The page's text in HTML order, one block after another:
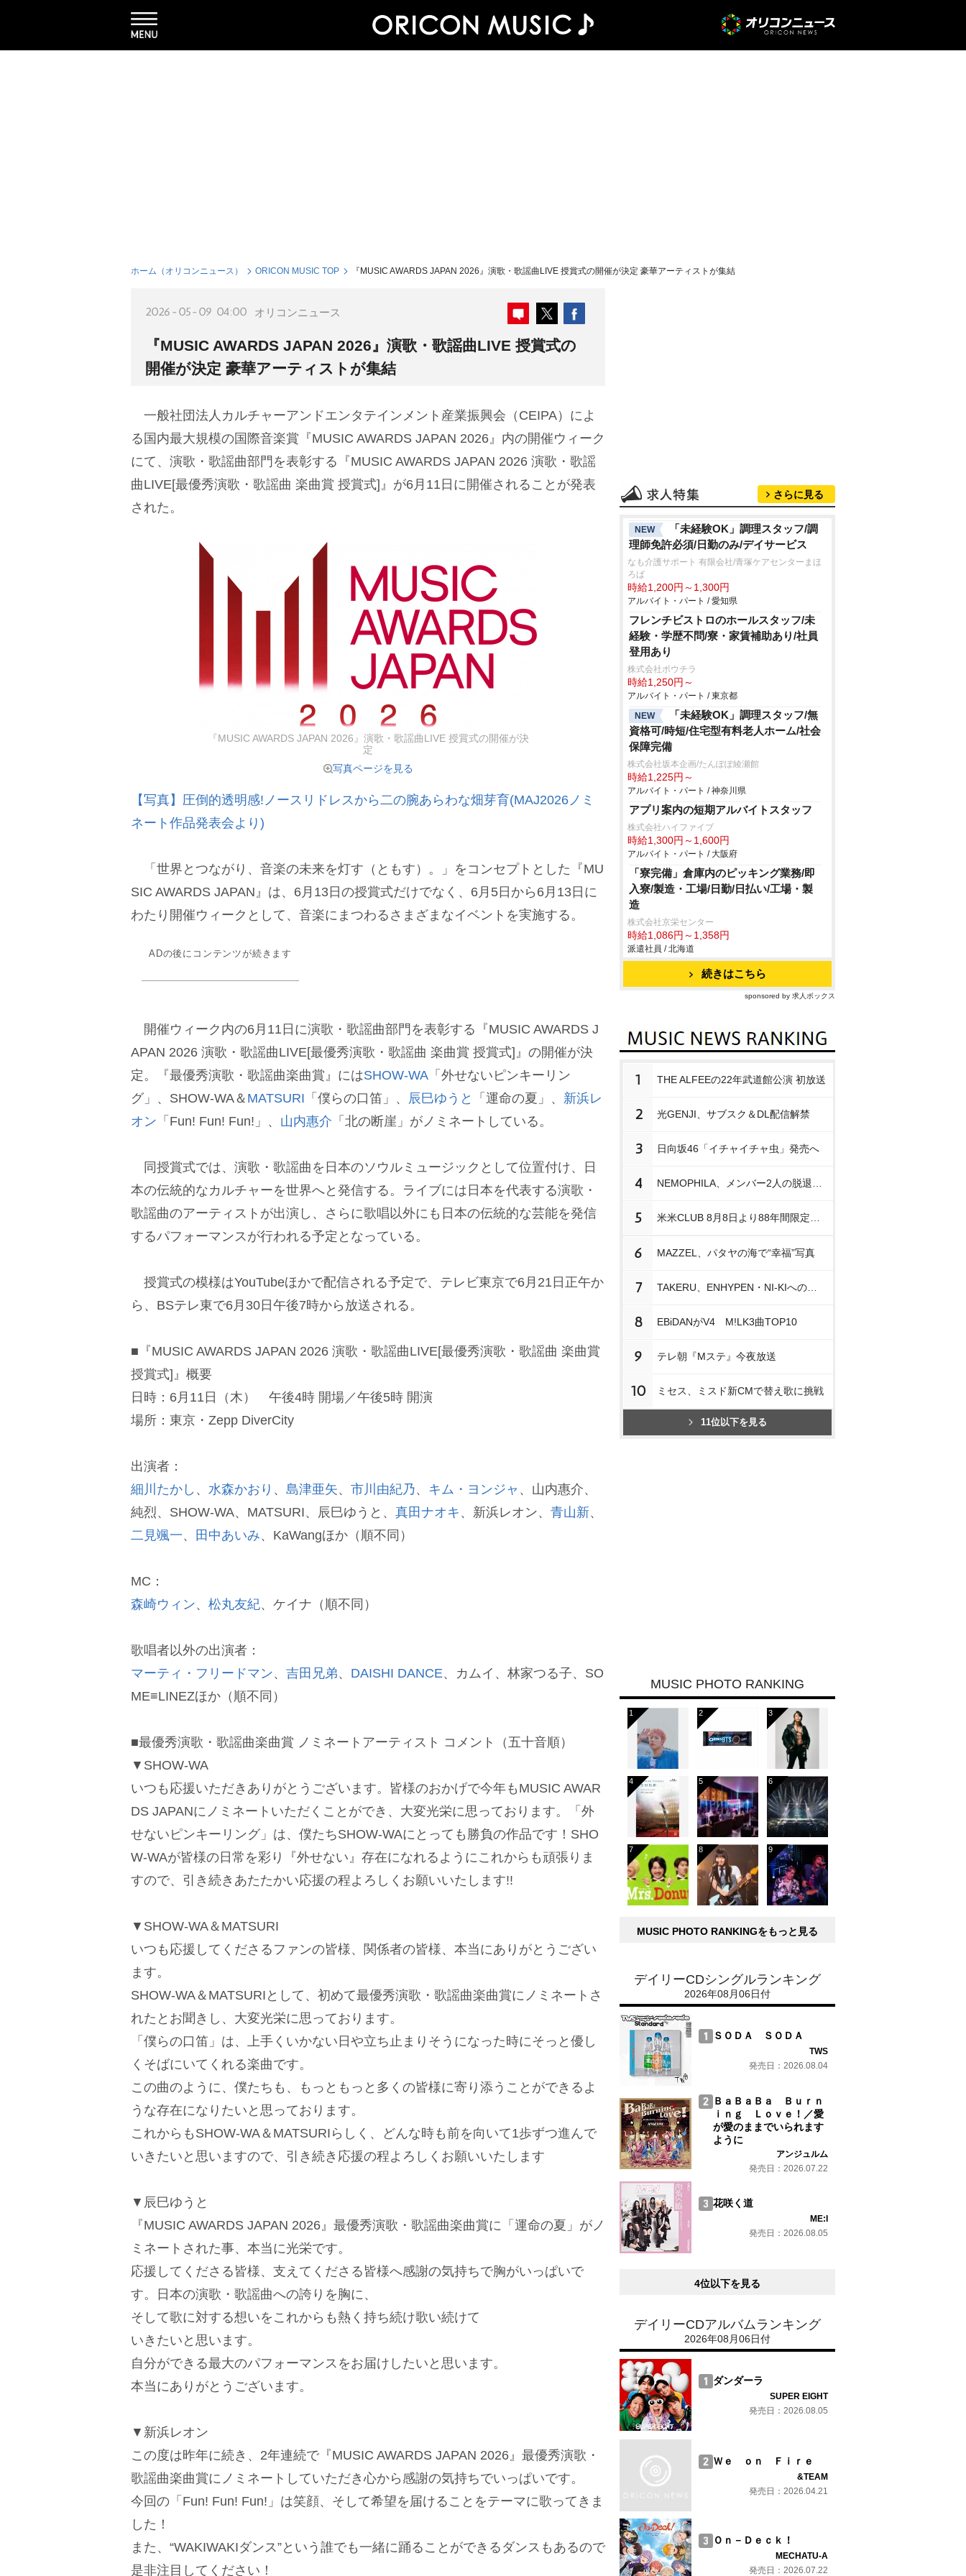
ホーム（オリコンニュース） ORICON MUSIC TOP 『MUSIC AWARDS JAPAN 2026』演歌・歌謡曲LIVE 授賞式の開催が決定 豪華アーティストが集結
2026-05-09 04:00 オリコンニュース
『MUSIC AWARDS JAPAN 2026』演歌・歌謡曲LIVE 授賞式の
開催が決定 豪華アーティストが集結
一般社団法人カルチャーアンドエンタテインメント産業振興会（CEIPA）によ
る国内最大規模の国際音楽賞『MUSIC AWARDS JAPAN 2026』内の開催ウィーク
にて、演歌・歌謡曲部門を表彰する『MUSIC AWARDS JAPAN 2026 演歌・歌謡
曲LIVE[最優秀演歌・歌謡曲 楽曲賞 授賞式]』が6月11日に開催されることが発表
された。
『MUSIC AWARDS JAPAN 2026』演歌・歌謡曲LIVE 授賞式の開催が決
定
写真ページを見る
【写真】圧倒的透明感!ノースリドレスから二の腕あらわな畑芽育(MAJ2026ノミ
ネート作品発表会より)
「世界とつながり、音楽の未来を灯す（ともす）。」をコンセプトとした『MU
SIC AWARDS JAPAN』は、6月13日の授賞式だけでなく、6月5日から6月13日に
わたり開催ウィークとして、音楽にまつわるさまざまなイベントを実施する。
ADの後にコンテンツが続きます
開催ウィーク内の6月11日に演歌・歌謡曲部門を表彰する『MUSIC AWARDS J
APAN 2026 演歌・歌謡曲LIVE[最優秀演歌・歌謡曲 楽曲賞 授賞式]』の開催が決
定。『最優秀演歌・歌謡曲楽曲賞』にはSHOW-WA 「外せないピンキーリン
グ」、SHOW-WA＆ MATSURI 「僕らの口笛」、 辰巳ゆうと 「運命の夏」、 新浜レ
オン 「Fun! Fun! Fun!」、 山内惠介 「北の断崖」がノミネートしている。
同授賞式では、演歌・歌謡曲を日本のソウルミュージックとして位置付け、日
本の伝統的なカルチャーを世界へと発信する。ライブには日本を代表する演歌・
歌謡曲のアーティストが出演し、さらに歌唱以外にも日本の伝統的な芸能を発信
するパフォーマンスが行われる予定となっている。
授賞式の模様はYouTubeほかで配信される予定で、テレビ東京で6月21日正午か
ら、BSテレ東で6月30日午後7時から放送される。
■『MUSIC AWARDS JAPAN 2026 演歌・歌謡曲LIVE[最優秀演歌・歌謡曲 楽曲賞
授賞式]』概要
日時：6月11日（木） 午後4時 開場／午後5時 開演
場所：東京・Zepp DiverCity
出演者：
細川たかし 、 水森かおり 、 島津亜矢、 市川由紀乃、 キム・ヨンジャ 、山内惠介、
純烈、SHOW-WA、MATSURI、辰巳ゆうと、 真田ナオキ 、新浜レオン、 青山新、
二見颯一、 田中あいみ、KaWangほか（順不同）
MC：
森崎ウィン、 松丸友紀、ケイナ（順不同）
歌唱者以外の出演者：
マーティ・フリードマン、 吉田兄弟、 DAISHI DANCE、カムイ、林家つる子、SO
ME≡LINEZほか（順不同）
■最優秀演歌・歌謡曲楽曲賞 ノミネートアーティスト コメント（五十音順）
▼SHOW-WA
いつも応援いただきありがとうございます。皆様のおかげで今年もMUSIC AWAR
DS JAPANにノミネートいただくことができ、大変光栄に思っております。「外
せないピンキーリング」は、僕たちSHOW-WAにとっても勝負の作品です！SHO
W-WAが皆様の日常を彩り『外せない』存在になれるようにこれからも頑張りま
すので、引き続きあたたかい応援の程よろしくお願いいたします!!
▼SHOW-WA＆MATSURI
いつも応援してくださるファンの皆様、関係者の皆様、本当にありがとうござい
ます。
SHOW-WA＆MATSURIとして、初めて最優秀演歌・歌謡曲楽曲賞にノミネートさ
れたとお聞きし、大変光栄に思っております。
「僕らの口笛」は、上手くいかない日や立ち止まりそうになった時にそっと優し
くそばにいてくれる楽曲です。
この曲のように、僕たちも、もっともっと多くの皆様に寄り添うことができるよ
うな存在になりたいと思っております。
これからもSHOW-WA＆MATSURIらしく、どんな時も前を向いて1歩ずつ進んで
いきたいと思いますので、引き続き応援の程よろしくお願いいたします
▼辰巳ゆうと
『MUSIC AWARDS JAPAN 2026』最優秀演歌・歌謡曲楽曲賞に「運命の夏」がノ
ミネートされた事、本当に光栄です。
応援してくださる皆様、支えてくださる皆様へ感謝の気持ちで胸がいっぱいで
す。日本の演歌・歌謡曲への誇りを胸に、
そして歌に対する想いをこれからも熱く持ち続け歌い続けて
いきたいと思います。
自分ができる最大のパフォーマンスをお届けしたいと思います。
本当にありがとうございます。
▼新浜レオン
この度は昨年に続き、2年連続で『MUSIC AWARDS JAPAN 2026』最優秀演歌・
歌謡曲楽曲賞にノミネートしていただき心から感謝の気持ちでいっぱいです。
今回の「Fun! Fun! Fun!」は笑顔、そして希望を届けることをテーマに歌ってきま
した！
また、“WAKIWAKIダンス”という誰でも一緒に踊ることができるダンスもあるので
是非注目してください！
さらに見る
NEW
「未経験OK」調理スタッフ/調
理師免許必須/日勤のみ/デイサービス
なも介護サポート 有限会社/青塚ケアセンターまほ
ろば
時給1,200円～1,300円
アルバイト・パート / 愛知県
フレンチビストロのホールスタッフ/未
経験・学歴不問/寮・家賃補助あり/社員
登用あり
株式会社ボウチラ
時給1,250円～
アルバイト・パート / 東京都
NEW
「未経験OK」調理スタッフ/無
資格可/時短/住宅型有料老人ホーム/社会
保障完備
株式会社坂本企画/たんぽぽ綾瀬館
時給1,225円～
アルバイト・パート / 神奈川県
アプリ案内の短期アルバイトスタッフ
株式会社ハイファイブ
時給1,300円～1,600円
アルバイト・パート / 大阪府
「寮完備」倉庫内のピッキング業務/即
入寮/製造・工場/日勤/日払い/工場・製
造
株式会社京栄センター
時給1,086円～1,358円
派遣社員 / 北海道
続きはこちら
sponsored by 求人ボックス
1 THE ALFEEの22年武道館公演 初放送
2 光GENJI、サブスク＆DL配信解禁
3 日向坂46「イチャイチャ虫」発売へ
4
5
6 MAZZEL、パタヤの海で“幸福”写真
7
8 EBiDANがV4 M!LK3曲TOP10
9 テレ朝『Mステ』今夜放送
10 ミセス、ミスド新CMで替え歌に挑戦
11位以下を見る
MUSIC PHOTO RANKING
MUSIC PHOTO RANKINGをもっと見る
デイリーCDシングルランキング
2026年08月06日付
ＳＯＤＡ ＳＯＤＡ
TWS
発売日：2026.08.04
ＢａＢａＢａ Ｂｕｒｎ
ｉｎｇ Ｌｏｖｅ！／愛
が愛のままでいられます
ように
アンジュルム
発売日：2026.07.22
花咲く道
ME:I
発売日：2026.08.05
4位以下を見る
デイリーCDアルバムランキング
2026年08月06日付
ダンダーラ
SUPER EIGHT
発売日：2026.08.05
Ｗｅ ｏｎ Ｆｉｒｅ
&TEAM
発売日：2026.04.21
Ｏｎ－Ｄｅｃｋ！
MECHATU-A
発売日：2026.07.22